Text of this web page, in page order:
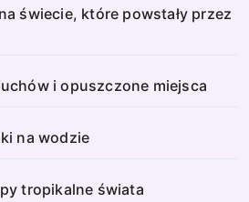
świecie, które powstały przez
i opuszczone miejsca
na wodzie
tropikalne świata